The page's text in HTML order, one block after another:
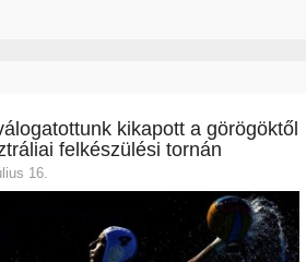
kikapott a görögöktől
felkészülési tornán
16.